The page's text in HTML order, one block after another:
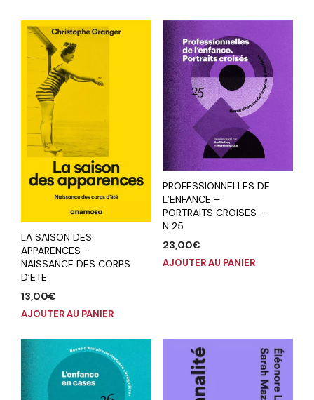
LA SAISON DES
APPARENCES –
NAISSANCE DES CORPS
D’ETE
13,00€
AJOUTER AU PANIER
PROFESSIONNELLES DE
L’ENFANCE –
PORTRAITS CROISES –
N 25
23,00€
AJOUTER AU PANIER